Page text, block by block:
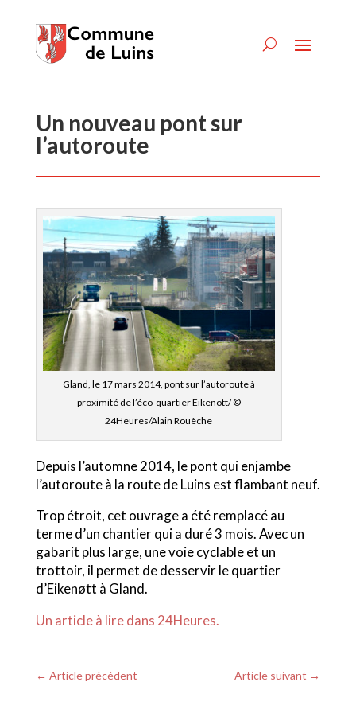
Un nouveau pont sur
l’autoroute
Gland, le 17 mars 2014, pont sur l’autoroute à
proximité de l’éco-quartier Eikenott/ ©
24Heures/Alain Rouèche
Depuis l’automne 2014, le pont qui enjambe
l’autoroute à la route de Luins est flambant neuf.
Trop étroit, cet ouvrage a été remplacé au
terme d’un chantier qui a duré 3 mois. Avec un
gabarit plus large, une voie cyclable et un
trottoir, il permet de desservir le quartier
d’Eikenøtt à Gland.
Un article à lire dans 24Heures.
← Article précédent Article suivant →